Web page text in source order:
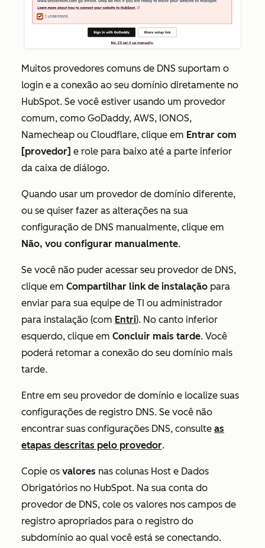
Muitos provedores comuns de DNS suportam o
login e a conexão ao seu domínio diretamente no
HubSpot. Se você estiver usando um provedor
comum, como GoDaddy, AWS, IONOS,
Namecheap ou Cloudflare, clique em Entrar com
[provedor] e role para baixo até a parte inferior
da caixa de diálogo.
Quando usar um provedor de domínio diferente,
ou se quiser fazer as alterações na sua
configuração de DNS manualmente, clique em
Não, vou configurar manualmente.
Se você não puder acessar seu provedor de DNS,
clique em Compartilhar link de instalação para
enviar para sua equipe de TI ou administrador
para instalação (com Entri). No canto inferior
esquerdo, clique em Concluir mais tarde. Você
poderá retomar a conexão do seu domínio mais
tarde.
Entre em seu provedor de domínio e localize suas
configurações de registro DNS. Se você não
encontrar suas configurações DNS, consulte as
etapas descritas pelo provedor.
Copie os valores nas colunas Host e Dados
Obrigatórios no HubSpot. Na sua conta do
provedor de DNS, cole os valores nos campos de
registro apropriados para o registro do
subdomínio ao qual você está se conectando.